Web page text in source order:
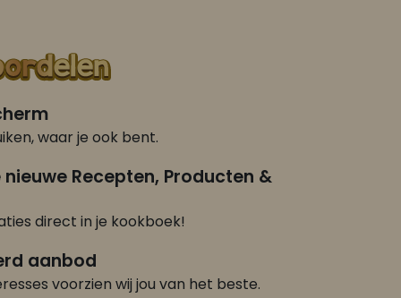
waar je ook bent.
Recepten, Producten &
direct in je kookboek!
aanbod
voorzien wij jou van het beste.